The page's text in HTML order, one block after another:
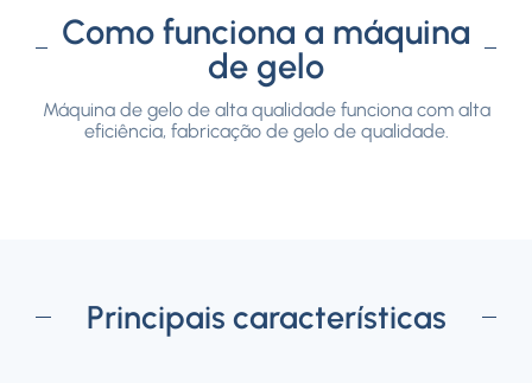
Como funciona a máquina
de gelo
Máquina de gelo de alta qualidade funciona com alta
eficiência, fabricação de gelo de qualidade.
Principais características